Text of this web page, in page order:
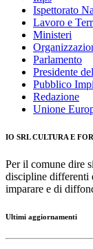
Ispettorato
Lavoro e
Ministeri
Parlamento
Presidente
Pubblico
Redazione
Unione
IO SRL CULTURA E
Per il comune dire
discipline differenti
imparare e di
Ultimi aggiornamenti